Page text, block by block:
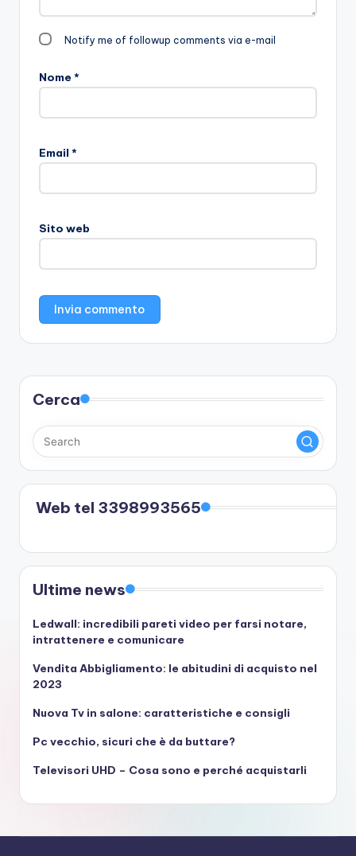
Notify me of followup comments via e-mail
Nome *
Email *
Sito web
Cerca
Web tel 3398993565
Ultime news
Ledwall: incredibili pareti video per farsi notare,
intrattenere e comunicare
Vendita Abbigliamento: le abitudini di acquisto nel
2023
Nuova Tv in salone: caratteristiche e consigli
Pc vecchio, sicuri che è da buttare?
Televisori UHD – Cosa sono e perché acquistarli